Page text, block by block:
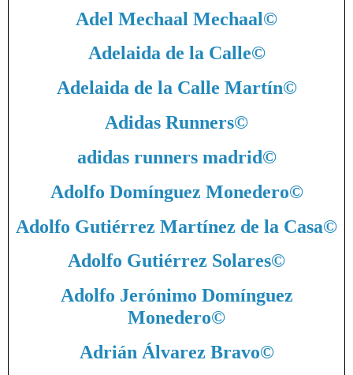
Adel Mechaal Mechaal©
Adelaida de la Calle©
Adelaida de la Calle Martín©
Adidas Runners©
adidas runners madrid©
Adolfo Domínguez Monedero©
Adolfo Gutiérrez Martínez de la Casa©
Adolfo Gutiérrez Solares©
Adolfo Jerónimo Domínguez
Monedero©
Adrián Álvarez Bravo©